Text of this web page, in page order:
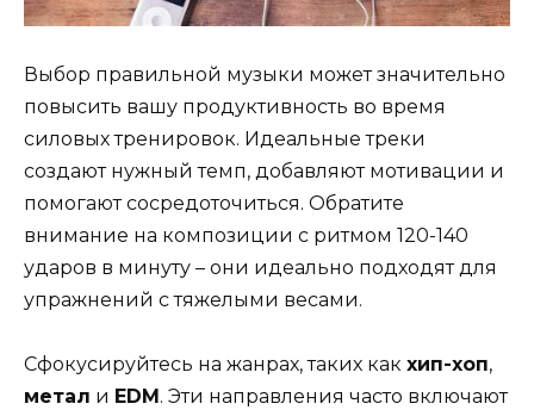
Выбор правильной музыки может значительно
повысить вашу продуктивность во время
силовых тренировок. Идеальные треки
создают нужный темп, добавляют мотивации и
помогают сосредоточиться. Обратите
внимание на композиции с ритмом 120-140
ударов в минуту – они идеально подходят для
упражнений с тяжелыми весами.
Сфокусируйтесь на жанрах, таких как хип-хоп,
метал и EDM . Эти направления часто включают